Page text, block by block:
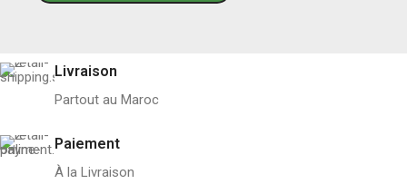
Livraison
Partout au Maroc
Paiement
À la Livraison